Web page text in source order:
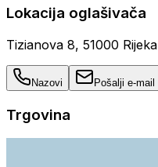
Lokacija oglašivača
Tizianova 8, 51000 Rijeka
Nazovi Pošalji e-mail
Trgovina